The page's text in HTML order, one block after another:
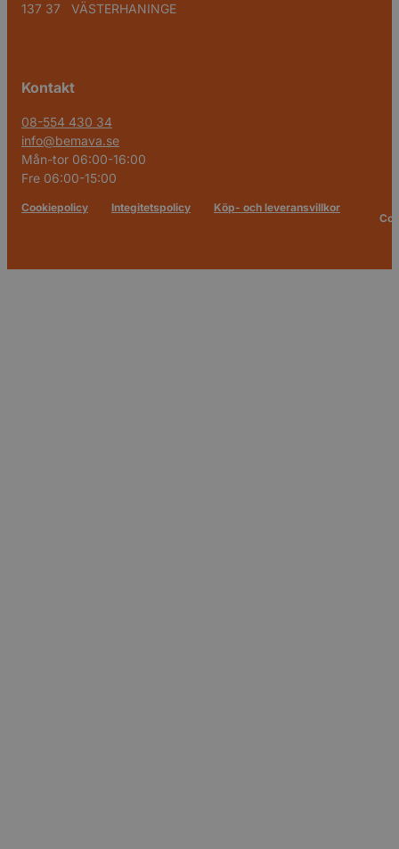
137 37 VÄSTERHANINGE
Kontakt
08-554 430 34
info@bemava.se
Mån-tor 06:00-16:00
Fre 06:00-15:00
Cookiepolicy Integitetspolicy
Köp- och leveransvillkor